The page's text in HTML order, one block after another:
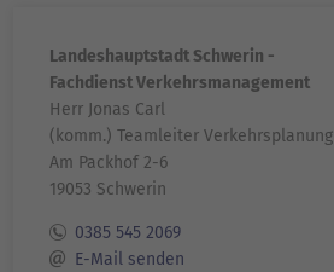
Landeshauptstadt Schwerin -
Fachdienst Verkehrsmanagement
Herr Jonas Carl
(komm.) Teamleiter Verkehrsplanung
Am Packhof 2-6
19053 Schwerin
0385 545 2069
E-Mail senden